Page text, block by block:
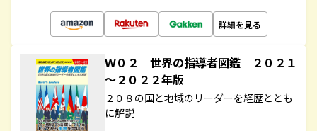
詳細を見る
Ｗ０２ 世界の指導者図鑑 ２０２１
～２０２２年版
２０８の国と地域のリーダーを経歴ととも
に解説